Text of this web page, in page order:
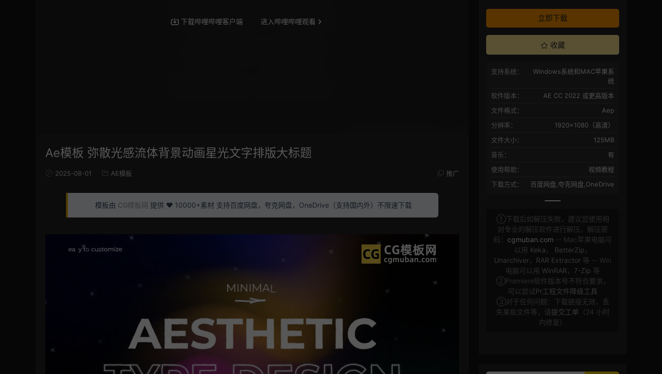
Ae模板 弥散光感流体背景动画星光文字排版大标题
2025-08-01 AE模板 推广
模板由 CG模板网 提供 ❤️ 10000+素材 支持百度网盘，夸克网盘，OneDrive（支持国内外）不限速下载
立即下载
收藏
支持系统：
Windows系统和MAC苹果系
统
软件版本：
AE CC 2022 或更高版本
文件格式：
Aep
分辨率：
1920×1080（高清）
文件大小：
125MB
音乐：
有
使用帮助：
视频教程
下载方式：
百度网盘,夸克网盘,OneDrive
①下载后如解压失败，建议您使用相
对专业的解压软件进行解压，解压密
码： cgmuban.com -- Mac苹果电脑可
以用 Keka ， BetterZip ，
Unarchiver， RAR Extractor 等 -- Win
电脑可以用 WinRAR ， 7-Zip 等
②Premiere软件版本号不符合要求，
可以尝试Pr工程文件降级工具
③对于任何问题：下载链接无效，丢
失某些文件等，请提交工单 （24 小时
内修复）